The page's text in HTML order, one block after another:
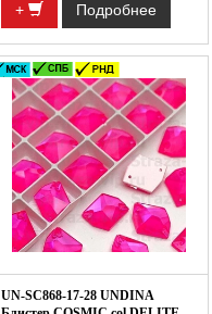
+ Подробнее
UN-SC868-17-28 UNDINA